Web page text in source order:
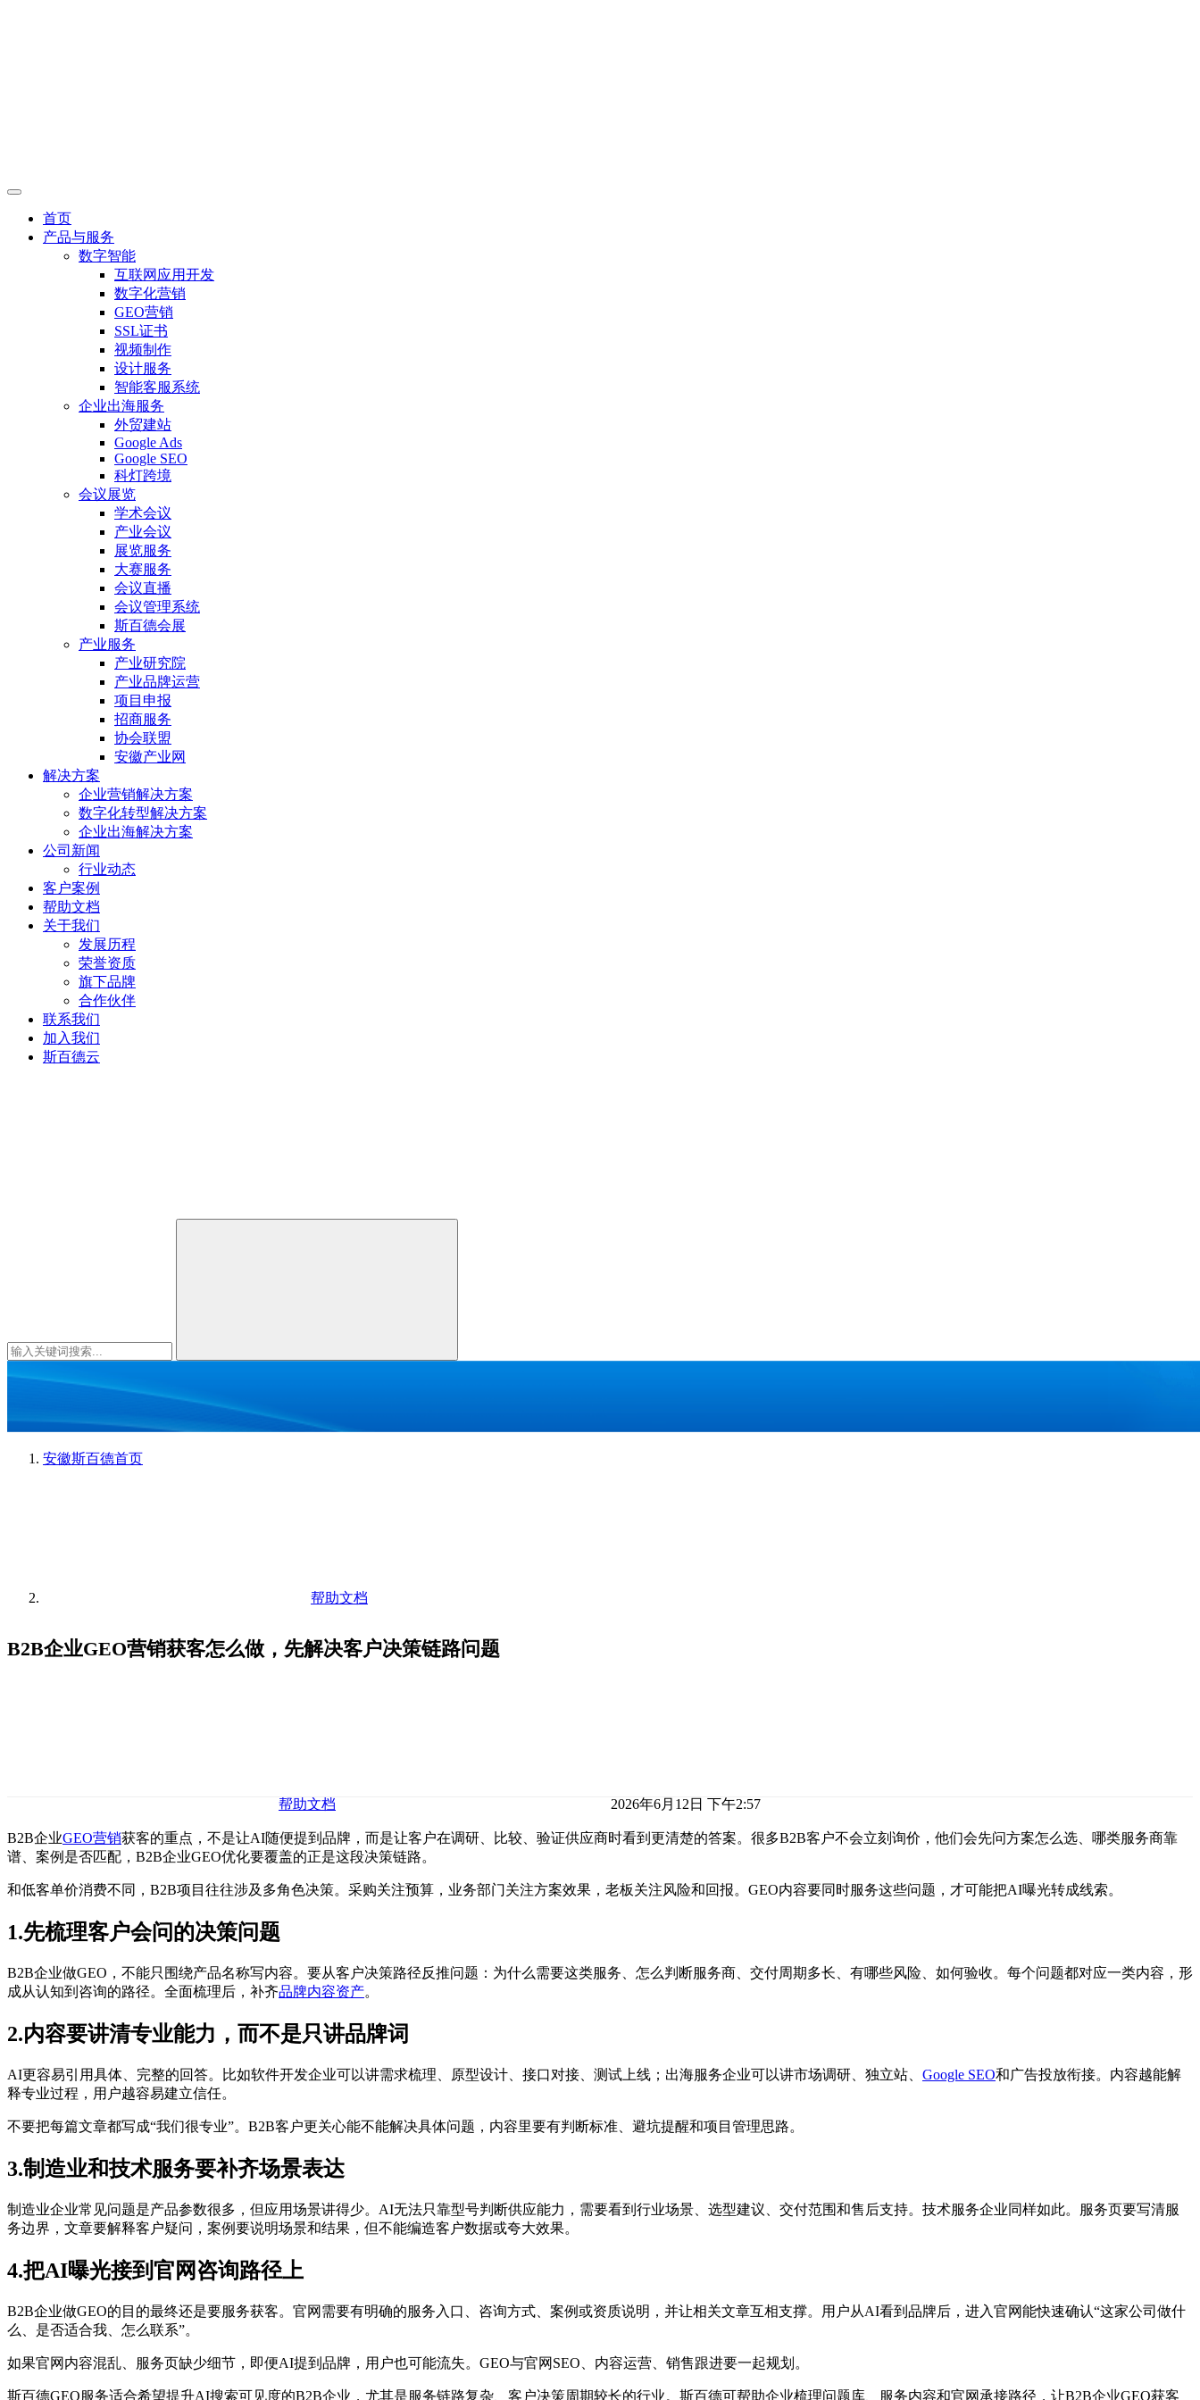
首页
产品与服务
数字智能
互联网应用开发
数字化营销
GEO营销
SSL证书
视频制作
设计服务
智能客服系统
企业出海服务
外贸建站
Google Ads
Google SEO
科灯跨境
会议展览
学术会议
产业会议
展览服务
大赛服务
会议直播
会议管理系统
斯百德会展
产业服务
产业研究院
产业品牌运营
项目申报
招商服务
协会联盟
安徽产业网
解决方案
企业营销解决方案
数字化转型解决方案
企业出海解决方案
公司新闻
行业动态
客户案例
帮助文档
关于我们
发展历程
荣誉资质
旗下品牌
合作伙伴
联系我们
加入我们
斯百德云
安徽斯百德首页
帮助文档
B2B企业GEO营销获客怎么做，先解决客户决策链路问题
帮助文档 2026年6月12日 下午2:57
B2B企业GEO营销获客的重点，不是让AI随便提到品牌，而是让客户在调研、比较、验证供应商时看到更清楚的答案。很多B2B客户不会立刻询价，他们会先问方案怎么选、哪类服务商靠
谱、案例是否匹配，B2B企业GEO优化要覆盖的正是这段决策链路。
和低客单价消费不同，B2B项目往往涉及多角色决策。采购关注预算，业务部门关注方案效果，老板关注风险和回报。GEO内容要同时服务这些问题，才可能把AI曝光转成线索。
1.先梳理客户会问的决策问题
B2B企业做GEO，不能只围绕产品名称写内容。要从客户决策路径反推问题：为什么需要这类服务、怎么判断服务商、交付周期多长、有哪些风险、如何验收。每个问题都对应一类内容，形
成从认知到咨询的路径。全面梳理后，补齐品牌内容资产。
2.内容要讲清专业能力，而不是只讲品牌词
AI更容易引用具体、完整的回答。比如软件开发企业可以讲需求梳理、原型设计、接口对接、测试上线；出海服务企业可以讲市场调研、独立站、 Google SEO和广告投放衔接。内容越能解
释专业过程，用户越容易建立信任。
不要把每篇文章都写成“我们很专业”。B2B客户更关心能不能解决具体问题，内容里要有判断标准、避坑提醒和项目管理思路。
3.制造业和技术服务要补齐场景表达
制造业企业常见问题是产品参数很多，但应用场景讲得少。AI无法只靠型号判断供应能力，需要看到行业场景、选型建议、交付范围和售后支持。技术服务企业同样如此。服务页要写清服
务边界，文章要解释客户疑问，案例要说明场景和结果，但不能编造客户数据或夸大效果。
4.把AI曝光接到官网咨询路径上
B2B企业做GEO的目的最终还是要服务获客。官网需要有明确的服务入口、咨询方式、案例或资质说明，并让相关文章互相支撑。用户从AI看到品牌后，进入官网能快速确认“这家公司做什
么、是否适合我、怎么联系”。
如果官网内容混乱、服务页缺少细节，即便AI提到品牌，用户也可能流失。GEO与官网SEO、内容运营、销售跟进要一起规划。
斯百德GEO服务适合希望提升AI搜索可见度的B2B企业，尤其是服务链路复杂、客户决策周期较长的行业。斯百德可帮助企业梳理问题库、服务内容和官网承接路径，让B2B企业GEO获客